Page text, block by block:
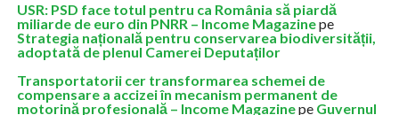
USR: PSD face totul pentru ca România să piardă
miliarde de euro din PNRR – Income Magazinepe
Strategia națională pentru conservarea biodiversității,
adoptată de plenul Camerei Deputaților
Transportatorii cer transformarea schemei de
compensare a accizei în mecanism permanent de
motorină profesională – Income Magazinepe Guvernul